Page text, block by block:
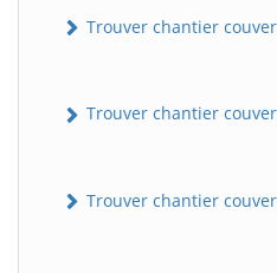
Trouver chantier
Trouver chantier
Trouver chantier